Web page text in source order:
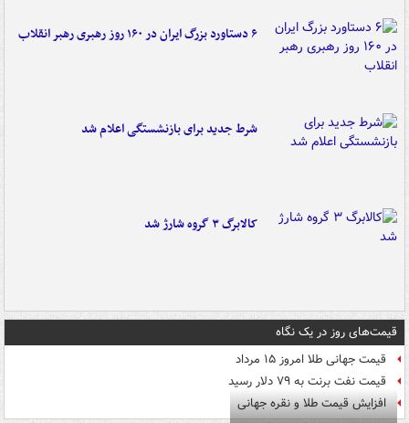
۶ دستاورد بزرگ ایران در ۱۶۰ روز رهبری رهبر انقلاب
شرط جدید برای بازنشستگی اعلام شد
کالابرگ ۳ گروه شارژ شد
قیمت‌های روز در یک نگاه
قیمت جهانی طلا امروز ۱۵ مرداد
قیمت نفت برنت به ۷۹ دلار رسید
افزایش قیمت طلا و نقره جهانی